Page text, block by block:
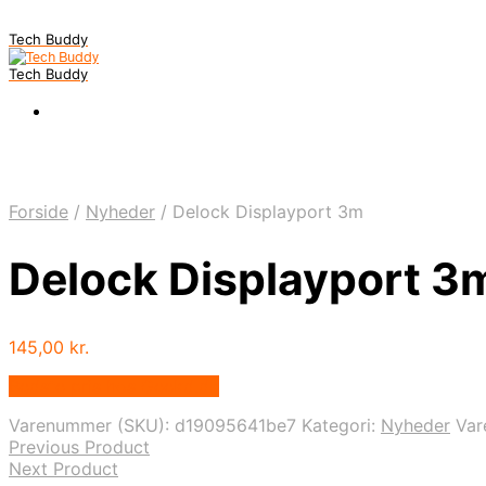
Tech Buddy
Tech Buddy
Forside / Nyheder / Delock Displayport 3m
Delock Displayport
145,00 kr.
Varenummer (SKU): d19095641be7 Kategori: Nyheder
Previous Product
Next Product